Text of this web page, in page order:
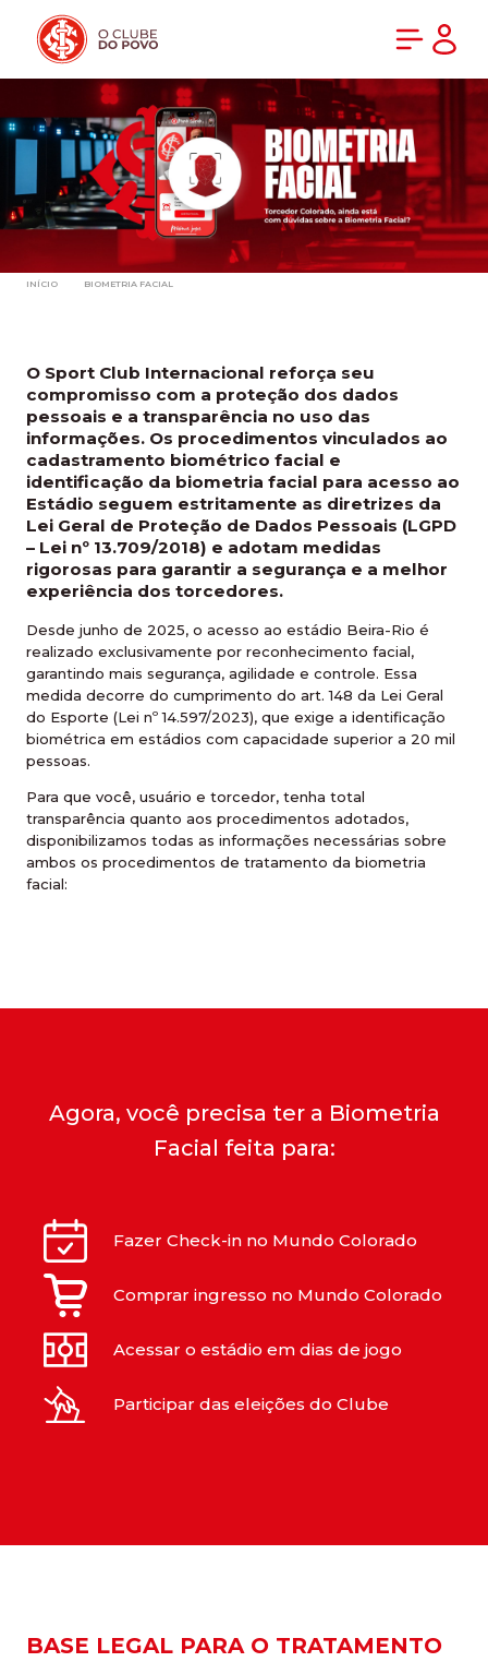
INÍCIO BIOMETRIA FACIAL
O Sport Club Internacional reforça seu
compromisso com a proteção dos dados
pessoais e a transparência no uso das
informações. Os procedimentos vinculados ao
cadastramento biométrico facial e
identificação da biometria facial para acesso ao
Estádio seguem estritamente as diretrizes da
Lei Geral de Proteção de Dados Pessoais (LGPD
– Lei nº 13.709/2018) e adotam medidas
rigorosas para garantir a segurança e a melhor
experiência dos torcedores.
Desde junho de 2025, o acesso ao estádio Beira-Rio é
realizado exclusivamente por reconhecimento facial,
garantindo mais segurança, agilidade e controle. Essa
medida decorre do cumprimento do art. 148 da Lei Geral
do Esporte (Lei nº 14.597/2023), que exige a identificação
biométrica em estádios com capacidade superior a 20 mil
pessoas.
Para que você, usuário e torcedor, tenha total
transparência quanto aos procedimentos adotados,
disponibilizamos todas as informações necessárias sobre
ambos os procedimentos de tratamento da biometria
facial:
Agora, você precisa ter a Biometria
Facial feita para:
Fazer Check-in no Mundo Colorado
Comprar ingresso no Mundo Colorado
Acessar o estádio em dias de jogo
Participar das eleições do Clube
BASE LEGAL PARA O TRATAMENTO